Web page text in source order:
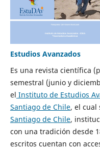
Estudios Avanzados
Es una revista científica
semestral (junio y
el Instituto de Estudios
Santiago de Chile, el cual
Santiago de Chile,
con una tradición desde
escritos cuentan con